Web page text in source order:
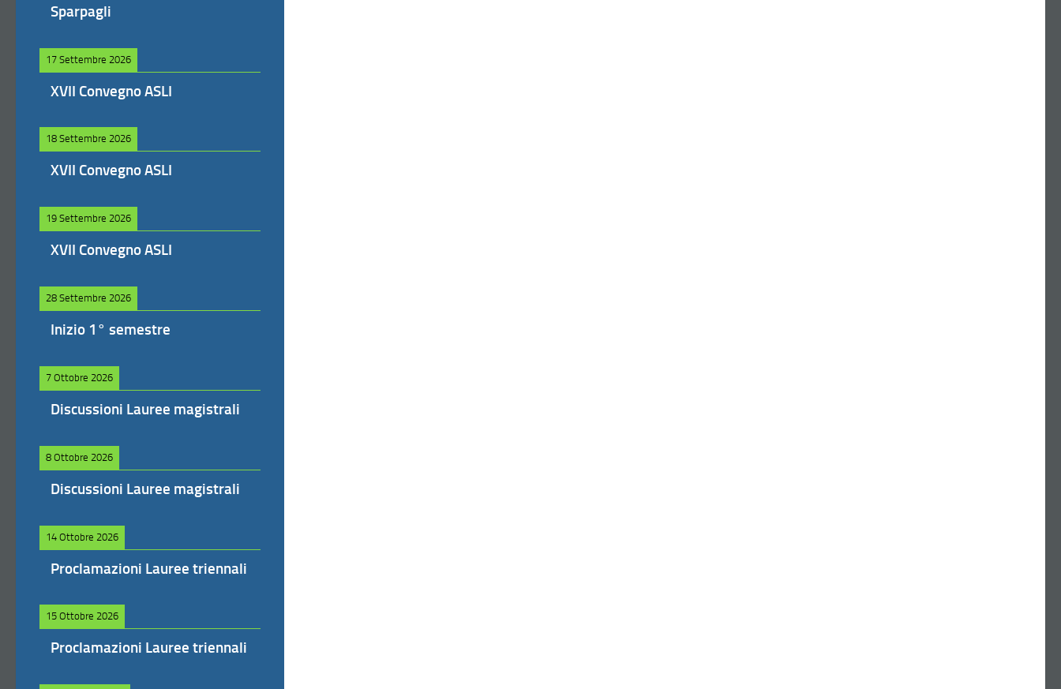
Sparpagli
17 Settembre 2026
XVII Convegno ASLI
18 Settembre 2026
XVII Convegno ASLI
19 Settembre 2026
XVII Convegno ASLI
28 Settembre 2026
Inizio 1° semestre
7 Ottobre 2026
Discussioni Lauree magistrali
8 Ottobre 2026
Discussioni Lauree magistrali
14 Ottobre 2026
Proclamazioni Lauree triennali
15 Ottobre 2026
Proclamazioni Lauree triennali